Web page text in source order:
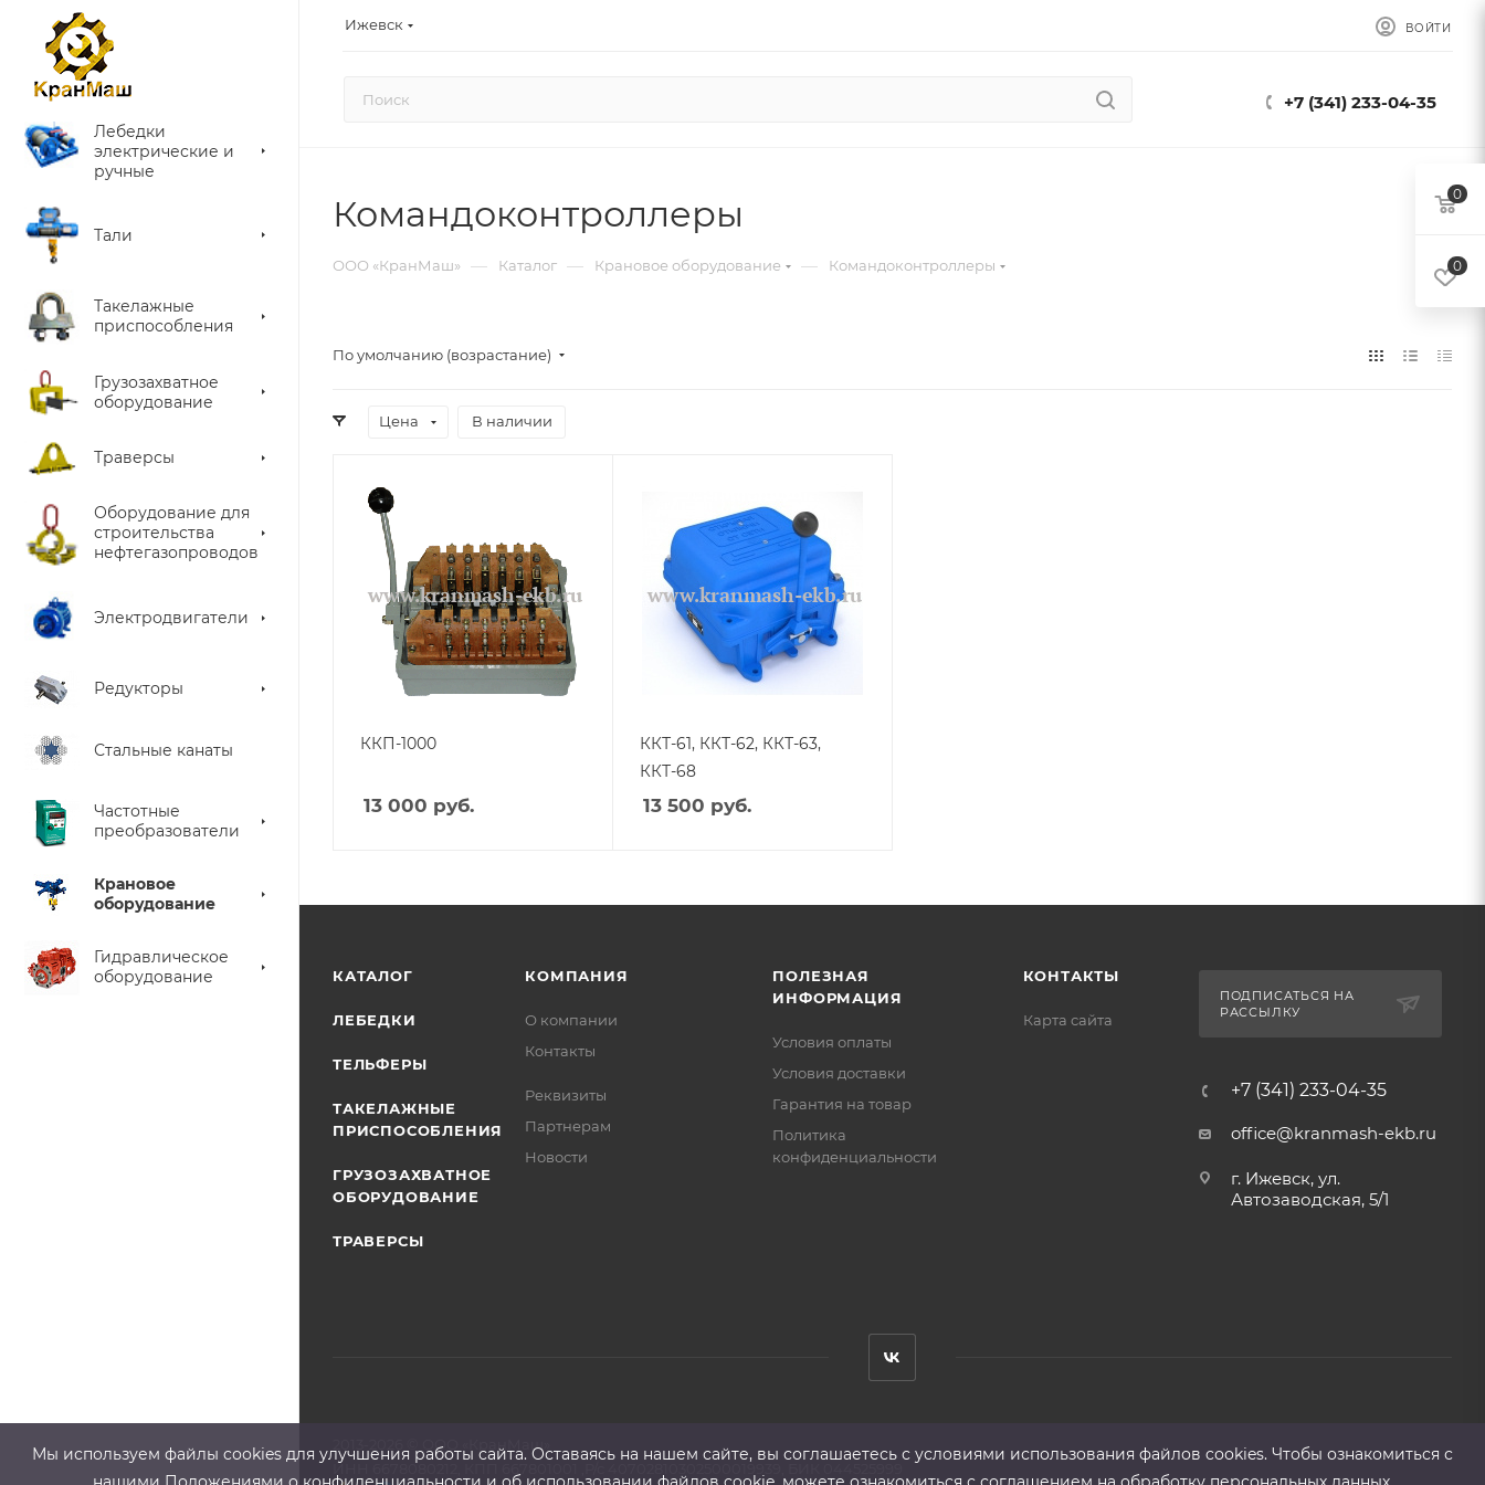
Ижевск ВОЙТИ
+7 (341) 233-04-35
Лебедки
электрические и
ручные
Тали
Такелажные
приспособления
Грузозахватное
оборудование
Траверсы
Оборудование для
строительства
нефтегазопроводов
Электродвигатели
Редукторы
Стальные канаты
Частотные
преобразователи
Крановое
оборудование
Гидравлическое
оборудование
Командоконтроллеры
ООО «КранМаш» — Каталог — Крановое оборудование — Командоконтроллеры
По умолчанию (возрастание)
Цена В наличии
ККП-1000
13 000 руб.
ККТ-61, ККТ-62, ККТ-63,
ККТ-68
13 500 руб.
КАТАЛОГ
ЛЕБЕДКИ
ТЕЛЬФЕРЫ
ТАКЕЛАЖНЫЕ
ПРИСПОСОБЛЕНИЯ
ГРУЗОЗАХВАТНОЕ
ОБОРУДОВАНИЕ
ТРАВЕРСЫ
КОМПАНИЯ
О компании
Контакты
Реквизиты
Партнерам
Новости
ПОЛЕЗНАЯ
ИНФОРМАЦИЯ
Условия оплаты
Условия доставки
Гарантия на товар
Политика
конфиденциальности
КОНТАКТЫ
Карта сайта
ПОДПИСАТЬСЯ НА
РАССЫЛКУ
+7 (341) 233-04-35
office@kranmash-ekb.ru
г. Ижевск, ул.
Автозаводская, 5/1
ООО «КранМаш»
ИНН 6678080212, КПП 667801001 ,Р/с 40702810302500019939, БИК 044525999
0
0
Мы используем файлы cооkies для улучшения работы сайта. Оставаясь на нашем сайте, вы соглашаетесь с условиями использования файлов cооkies. Чтобы ознакомиться с